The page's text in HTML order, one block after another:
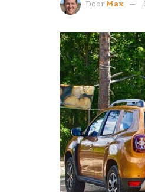
Door Max